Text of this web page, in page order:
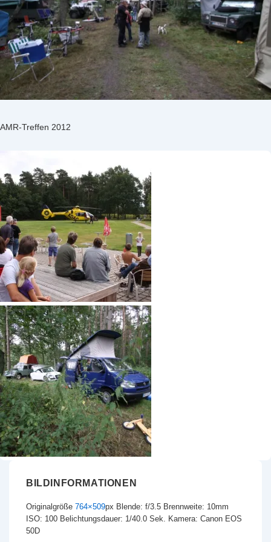
AMR-Treffen 2012
BILDINFORMATIONEN
Originalgröße 764×509px Blende: f/3.5 Brennweite: 10mm
ISO: 100 Belichtungsdauer: 1/40.0 Sek. Kamera: Canon EOS
50D